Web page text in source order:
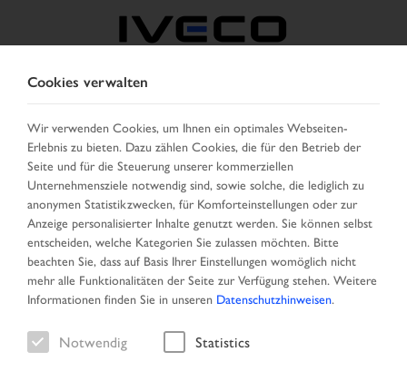
ÖSTERREICH
LAND AUSWÄHLEN SPRACHE ÄNDERN
Toggle
navigation
MENU
Fahrzeug
Cookies verwalten
Wir verwenden Cookies, um Ihnen ein optimales Webseiten-
Erlebnis zu bieten. Dazu zählen Cookies, die für den Betrieb der
Seite und für die Steuerung unserer kommerziellen
Unternehmensziele notwendig sind, sowie solche, die lediglich zu
anonymen Statistikzwecken, für Komforteinstellungen oder zur
Anzeige personalisierter Inhalte genutzt werden. Sie können selbst
entscheiden, welche Kategorien Sie zulassen möchten. Bitte
beachten Sie, dass auf Basis Ihrer Einstellungen womöglich nicht
mehr alle Funktionalitäten der Seite zur Verfügung stehen. Weitere
Informationen finden Sie in unseren Datenschutzhinweisen.
Notwendig Statistics